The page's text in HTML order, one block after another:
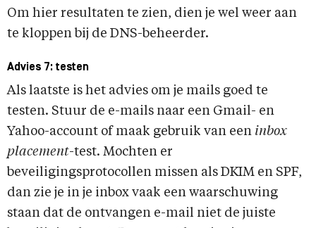
Om hier resultaten te zien, dien je wel weer aan
te kloppen bij de DNS-beheerder.
Advies 7: testen
Als laatste is het advies om je mails goed te
testen. Stuur de e-mails naar een Gmail- en
Yahoo-account of maak gebruik van een inbox
placement-test. Mochten er
beveiligingsprotocollen missen als DKIM en SPF,
dan zie je in je inbox vaak een waarschuwing
staan dat de ontvangen e-mail niet de juiste